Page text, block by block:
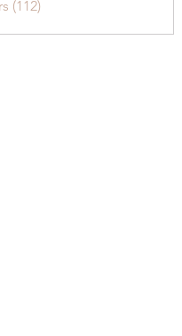
(112)